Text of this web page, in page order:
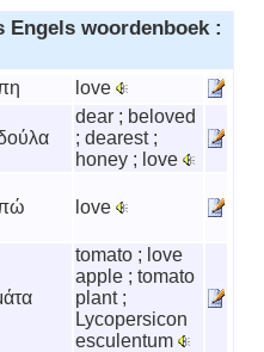
Engels woordenboek :
love
dear ; beloved
; dearest ;
honey ; love
love
tomato ; love
apple ; tomato
plant ;
Lycopersicon
esculentum